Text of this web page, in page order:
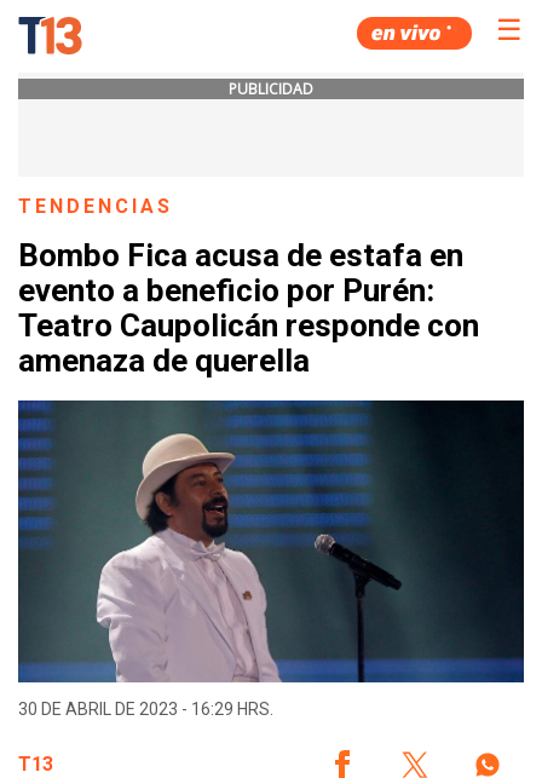
☰
PUBLICIDAD
TENDENCIAS
Bombo Fica acusa de estafa en
evento a beneficio por Purén:
Teatro Caupolicán responde con
amenaza de querella
30 DE ABRIL DE 2023 - 16:29 HRS.
T13